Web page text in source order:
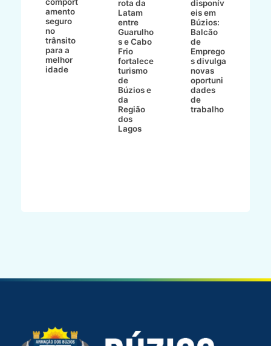
amento
seguro
no
trânsito
para a
melhor
idade
rota da
Latam
entre
Guarulho
s e Cabo
Frio
fortalece
turismo
de
Búzios e
da
Região
dos
Lagos
disponív
eis em
Búzios:
Balcão
de
Emprego
s divulga
novas
oportuni
dades
de
trabalho